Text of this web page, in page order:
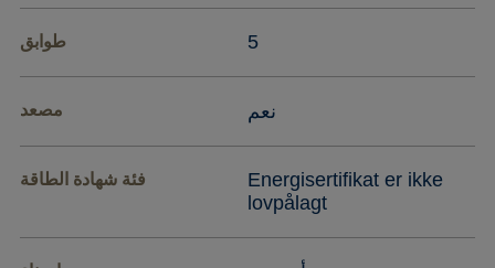
طوابق 5
مصعد نعم
فئة شهادة الطاقة
Energisertifikat er ikke
lovpålagt